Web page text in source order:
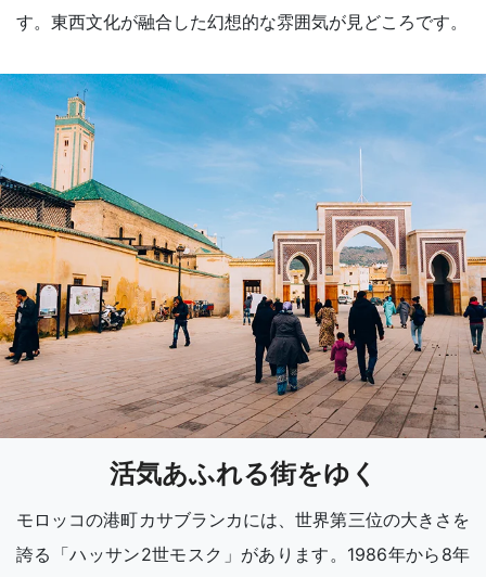
す。東西文化が融合した幻想的な雰囲気が見どころです。
活気あふれる街をゆく
モロッコの港町カサブランカには、世界第三位の大きさを
誇る「ハッサン2世モスク」があります。1986年から8年